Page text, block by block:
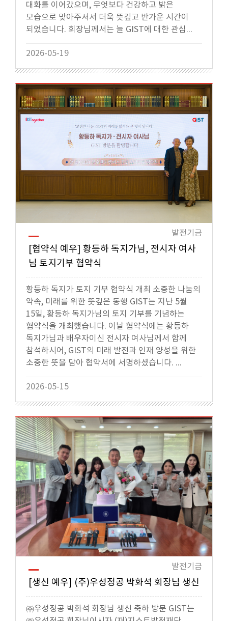
대화를 이어갔으며, 무엇보다 건강하고 밝은
모습으로 맞아주셔서 더욱 뜻깊고 반가운 시간이
되었습니다. 회장님께서는 늘 GIST에 대한 관심...
2026-05-19
[협약식 예우] 황등하 독지가님, 전시자 여사
님 토지기부 협약식
황등하 독지가 토지 기부 협약식 개최 소중한 나눔의
약속, 미래를 위한 뜻깊은 동행 GIST는 지난 5월
15일, 황등하 독지가님의 토지 기부를 기념하는
협약식을 개최했습니다. 이날 협약식에는 황등하
독지가님과 배우자이신 전시자 여사님께서 함께
참석하시어, GIST의 미래 발전과 인재 양성을 위한
소중한 뜻을 담아 협약서에 서명하셨습니다. ...
2026-05-15
발전기금
[생신 예우] (주)우성정공 박화석 회장님 생신
㈜우성정공 박화석 회장님 생신 축하 방문 GIST는
발전기금